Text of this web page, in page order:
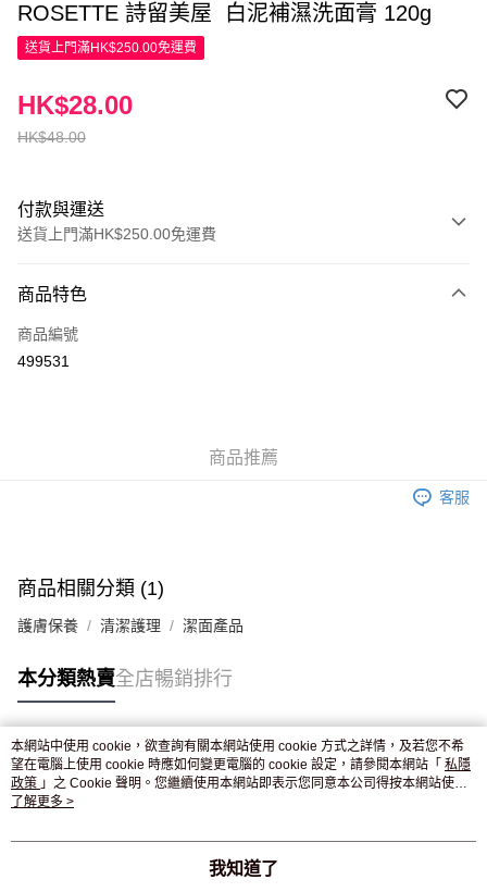
ROSETTE 詩留美屋 白泥補濕洗面膏 120g
送貨上門滿HK$250.00免運費
HK$48.00
HK$28.00
付款與運送
送貨上門滿HK$250.00免運費
信用卡
Apple Pay
商品特色
商品編號
499531
商品推薦
客服
商品相關分類 (1)
護膚保養 清潔護理 潔面產品
本分類熱賣全店暢銷排行
熱門標籤
熱銷排行
本網站中使用 cookie，欲查詢有關本網站使用 cookie 方式之詳情，及若您不希
望在電腦上使用 cookie 時應如何變更電腦的 cookie 設定，請參閱本網站「 私隱
政策 」之 Cookie 聲明。您繼續使用本網站即表示您同意本公司得按本網站使用
條款之 Cookie 聲明使用 cookie。
了解更多 >
我知道了